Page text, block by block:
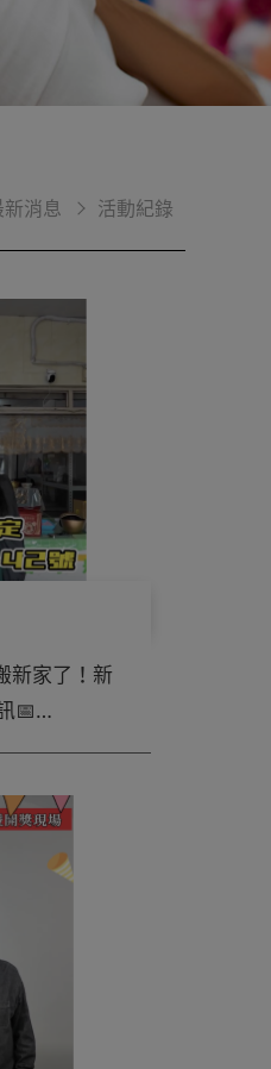
新消息 活動紀錄
新家了！新
雞蛋活動 🥚